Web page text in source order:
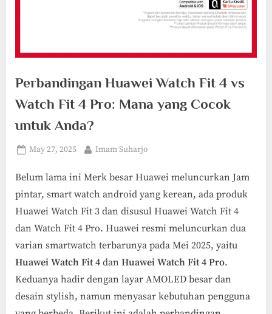
Perbandingan Huawei Watch Fit 4 vs
Watch Fit 4 Pro: Mana yang Cocok
untuk Anda?
Posted
May 27, 2025 By
Imam Suharjo
Belum lama ini Merk besar Huawei meluncurkan Jam
pintar, smart watch android yang kerean, ada produk
Huawei Watch Fit 3 dan disusul Huawei Watch Fit 4
dan Watch Fit 4 Pro. Huawei resmi meluncurkan dua
varian smartwatch terbarunya pada Mei 2025, yaitu
Huawei Watch Fit 4 dan Huawei Watch Fit 4 Pro.
Keduanya hadir dengan layar AMOLED besar dan
desain stylish, namun menyasar kebutuhan pengguna